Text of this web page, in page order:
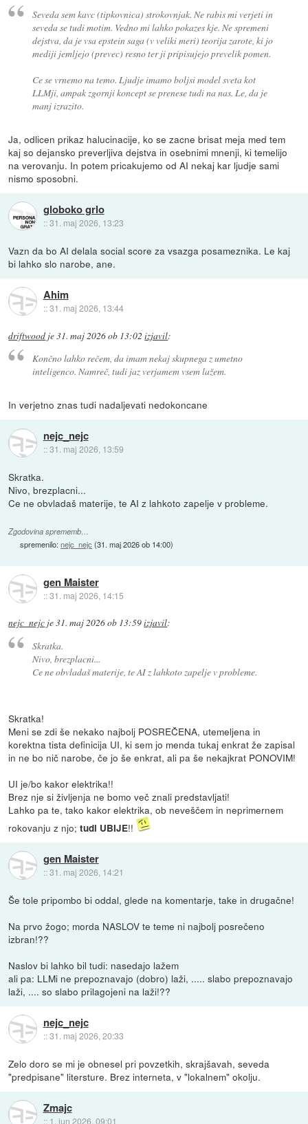
Seveda sem kavc (tipkovnica) strokovnjak. Ne rabis mi verjeti in
seveda se tudi motim. Vedno mi lahko pokazes kje. Ne spremeni
dejstva, da je vsa epstein saga (v veliki meri) teorija zarote, ki jo
mediji jemljejo (prevec) resno ter ji pripisujejo prevelik pomen.
Ce se vrnemo na temo. Ljudje imamo boljsi model sveta kot
LLMji, ampak zgornji koncept se prenese tudi na nas. Le, da je
manj izrazito.
Ja, odlicen prikaz halucinacije, ko se zacne brisat meja med tem
kaj so dejansko preverljiva dejstva in osebnimi mnenji, ki temelijo
na verovanju. In potem pricakujemo od AI nekaj kar ljudje sami
nismo sposobni.
globoko grlo
::31. maj 2026, 13:23
Vazn da bo AI delala social score za vsazga posameznika. Le kaj
bi lahko slo narobe, ane.
Ahim
::31. maj 2026, 13:44
driftwood je31. maj 2026 ob 13:02 izjavil:
Končno lahko rečem, da imam nekaj skupnega z umetno
inteligenco. Namreč, tudi jaz verjamem vsem lažem.
In verjetno znas tudi nadaljevati nedokoncane
nejc_nejc
::31. maj 2026, 13:59
Skratka.
Nivo, brezplacni...
Ce ne obvladaš materije, te AI z lahkoto zapelje v probleme.
Zgodovina sprememb…
spremenilo:nejc_nejc (31. maj 2026 ob 14:00)
gen Maister
::31. maj 2026, 14:15
nejc_nejc je31. maj 2026 ob 13:59izjavil:
Skratka.
Nivo, brezplacni...
Ce ne obvladaš materije, te AI z lahkoto zapelje v probleme.
Skratka!
Meni se zdi še nekako najbolj POSREČENA, utemeljena in
korektna tista definicija UI, ki sem jo menda tukaj enkrat že zapisal
in ne bo nič narobe, če jo še enkrat, ali pa še nekajkrat PONOVIM!
UI je/bo kakor elektrika!!
Brez nje si življenja ne bomo več znali predstavljati!
Lahko pa te, tako kakor elektrika, ob neveščem in neprimernem
rokovanju z njo;tudi UBIJE!!
gen Maister
::31. maj 2026, 14:21
Še tole pripombo bi oddal, glede na komentarje, take in drugačne!
Na prvo žogo; morda NASLOV te teme ni najbolj posrečeno
izbran!??
Naslov bi lahko bil tudi: nasedajo lažem
ali pa: LLMi ne prepoznavajo (dobro) laži, ..... slabo prepoznavajo
laži, .... so slabo prilagojeni na laži!??
nejc_nejc
::31. maj 2026, 20:33
Zelo doro se mi je obnesel pri povzetkih, skrajšavah, seveda
"predpisane" litersture. Brez interneta, v "lokalnem" okolju.
Zmajc
:: 1. jun 2026, 09:01